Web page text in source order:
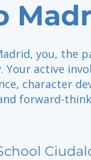
you, the
active
character
forward-